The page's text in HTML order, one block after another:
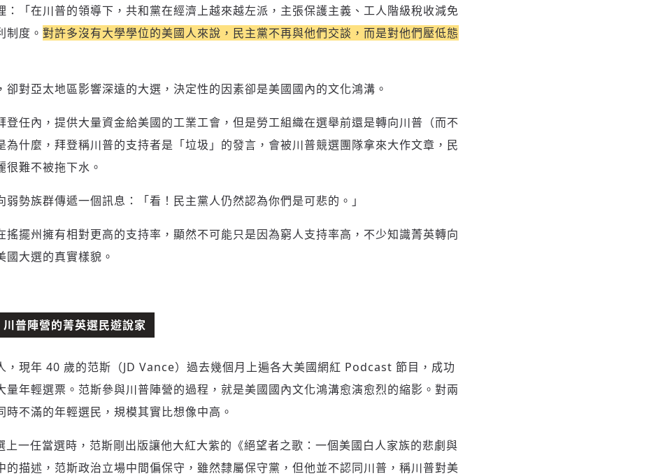
：「在川普的領導下，共和黨在經濟上越來越左派，主張保護主義、工人階級稅收減免
制度。 對許多沒有大學學位的美國人來說，民主黨不再與他們交談，而是對他們壓低態
卻對亞太地區影響深遠的大選，決定性的因素卻是美國國內的文化鴻溝。
登任內，提供大量資金給美國的工業工會，但是勞工組織在選舉前還是轉向川普（而不
為什麼，拜登稱川普的支持者是「垃圾」的發言，會被川普競選團隊拿來大作文章，民
很難不被拖下水。
弱勢族群傳遞一個訊息：「看！民主黨人仍然認為你們是可悲的。」
搖擺州擁有相對更高的支持率，顯然不可能只是因為窮人支持率高，不少知識菁英轉向
國大選的真實樣貌。
普陣營的菁英選民遊說家
，現年 40 歲的范斯（JD Vance）過去幾個月上遍各大美國網紅 Podcast 節目，成功
量年輕選票。范斯參與川普陣營的過程，就是美國國內文化鴻溝愈演愈烈的縮影。對兩
時不滿的年輕選民，規模其實比想像中高。
上一任當選時，范斯剛出版讓他大紅大紫的《絕望者之歌：一個美國白人家族的悲劇與
的描述，范斯政治立場中間偏保守，雖然隸屬保守黨，但他並不認同川普，稱川普對美
新增回應